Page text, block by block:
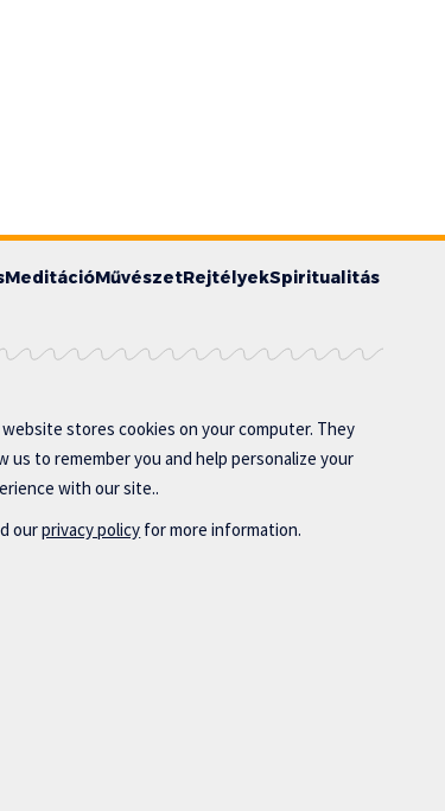
MeditációMűvészetRejtélyekSpiritualitás
website stores cookies on your computer. They
us to remember you and help personalize your
with our site..
ourprivacy policy for more information.